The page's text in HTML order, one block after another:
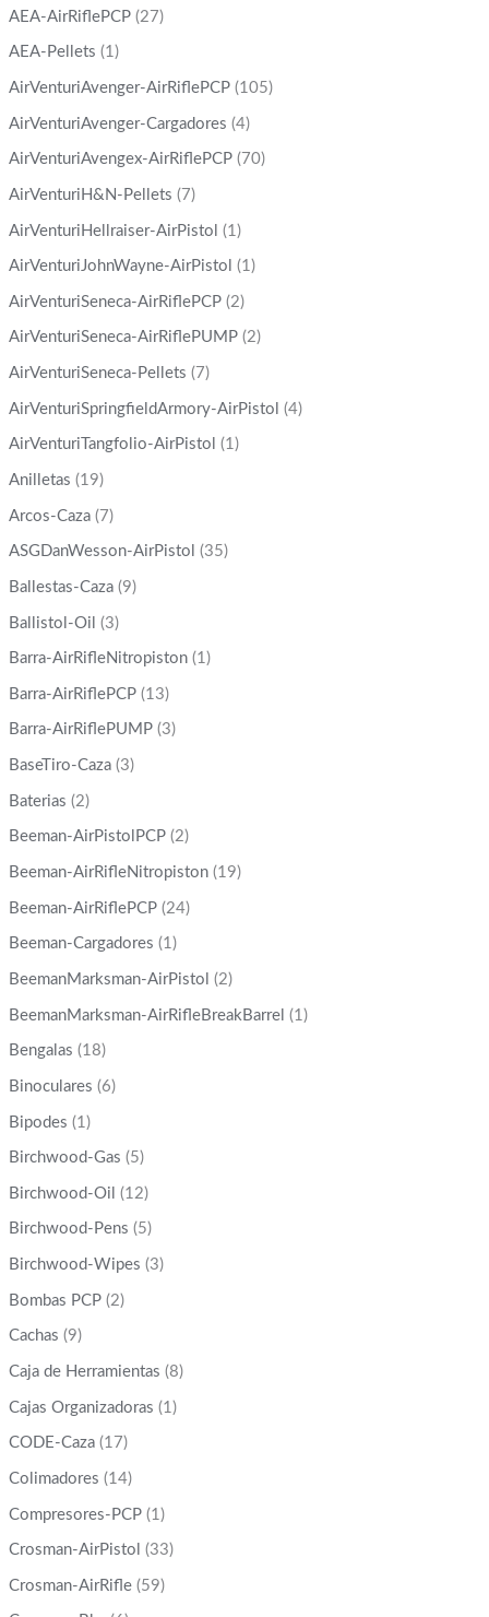
AEA-AirRiflePCP (27)
AEA-Pellets (1)
AirVenturiAvenger-AirRiflePCP (105)
AirVenturiAvenger-Cargadores (4)
AirVenturiAvengex-AirRiflePCP (70)
AirVenturiH&N-Pellets (7)
AirVenturiHellraiser-AirPistol (1)
AirVenturiJohnWayne-AirPistol (1)
AirVenturiSeneca-AirRiflePCP (2)
AirVenturiSeneca-AirRiflePUMP (2)
AirVenturiSeneca-Pellets (7)
AirVenturiSpringfieldArmory-AirPistol (4)
AirVenturiTangfolio-AirPistol (1)
Anilletas (19)
Arcos-Caza (7)
ASGDanWesson-AirPistol (35)
Ballestas-Caza (9)
Ballistol-Oil (3)
Barra-AirRifleNitropiston (1)
Barra-AirRiflePCP (13)
Barra-AirRiflePUMP (3)
BaseTiro-Caza (3)
Baterias (2)
Beeman-AirPistolPCP (2)
Beeman-AirRifleNitropiston (19)
Beeman-AirRiflePCP (24)
Beeman-Cargadores (1)
BeemanMarksman-AirPistol (2)
BeemanMarksman-AirRifleBreakBarrel (1)
Bengalas (18)
Binoculares (6)
Bipodes (1)
Birchwood-Gas (5)
Birchwood-Oil (12)
Birchwood-Pens (5)
Birchwood-Wipes (3)
Bombas PCP (2)
Cachas (9)
Caja de Herramientas (8)
Cajas Organizadoras (1)
CODE-Caza (17)
Colimadores (14)
Compresores-PCP (1)
Crosman-AirPistol (33)
Crosman-AirRifle (59)